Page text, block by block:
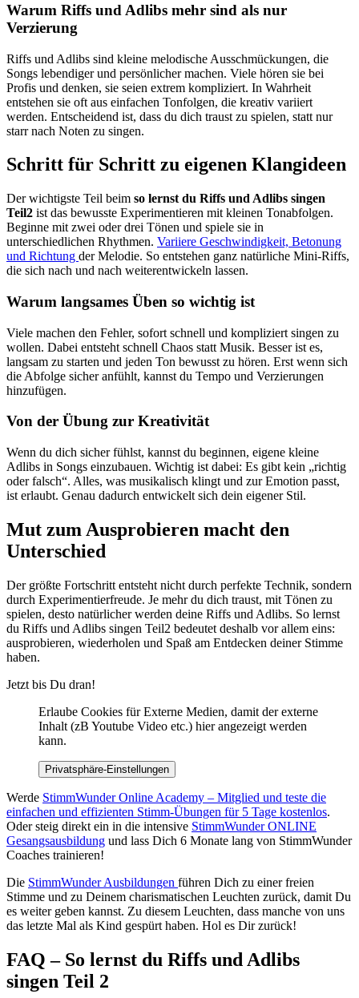
Warum Riffs und Adlibs mehr sind als nur
Verzierung
Riffs und Adlibs sind kleine melodische Ausschmückungen, die
Songs lebendiger und persönlicher machen. Viele hören sie bei
Profis und denken, sie seien extrem kompliziert. In Wahrheit
entstehen sie oft aus einfachen Tonfolgen, die kreativ variiert
werden. Entscheidend ist, dass du dich traust zu spielen, statt nur
starr nach Noten zu singen.
Schritt für Schritt zu eigenen Klangideen
Der wichtigste Teil beim so lernst du Riffs und Adlibs singen
Teil2 ist das bewusste Experimentieren mit kleinen Tonabfolgen.
Beginne mit zwei oder drei Tönen und spiele sie in
unterschiedlichen Rhythmen. Variiere Geschwindigkeit, Betonung
und Richtung der Melodie. So entstehen ganz natürliche Mini-Riffs,
die sich nach und nach weiterentwickeln lassen.
Warum langsames Üben so wichtig ist
Viele machen den Fehler, sofort schnell und kompliziert singen zu
wollen. Dabei entsteht schnell Chaos statt Musik. Besser ist es,
langsam zu starten und jeden Ton bewusst zu hören. Erst wenn sich
die Abfolge sicher anfühlt, kannst du Tempo und Verzierungen
hinzufügen.
Von der Übung zur Kreativität
Wenn du dich sicher fühlst, kannst du beginnen, eigene kleine
Adlibs in Songs einzubauen. Wichtig ist dabei: Es gibt kein „richtig
oder falsch“. Alles, was musikalisch klingt und zur Emotion passt,
ist erlaubt. Genau dadurch entwickelt sich dein eigener Stil.
Mut zum Ausprobieren macht den
Unterschied
Der größte Fortschritt entsteht nicht durch perfekte Technik, sondern
durch Experimentierfreude. Je mehr du dich traust, mit Tönen zu
spielen, desto natürlicher werden deine Riffs und Adlibs. So lernst
du Riffs und Adlibs singen Teil2 bedeutet deshalb vor allem eins:
ausprobieren, wiederholen und Spaß am Entdecken deiner Stimme
haben.
Jetzt bis Du dran!
Erlaube Cookies für Externe Medien, damit der externe
Inhalt (zB Youtube Video etc.) hier angezeigt werden
kann.
Privatsphäre-Einstellungen
Werde StimmWunder Online Academy – Mitglied und teste die
einfachen und effizienten Stimm-Übungen für 5 Tage kostenlos.
Oder steig direkt ein in die intensive StimmWunder ONLINE
Gesangsausbildung und lass Dich 6 Monate lang von StimmWunder
Coaches trainieren!
Die StimmWunder Ausbildungen führen Dich zu einer freien
Stimme und zu Deinem charismatischen Leuchten zurück, damit Du
es weiter geben kannst. Zu diesem Leuchten, dass manche von uns
das letzte Mal als Kind gespürt haben. Hol es Dir zurück!
FAQ – So lernst du Riffs und Adlibs
singen Teil 2